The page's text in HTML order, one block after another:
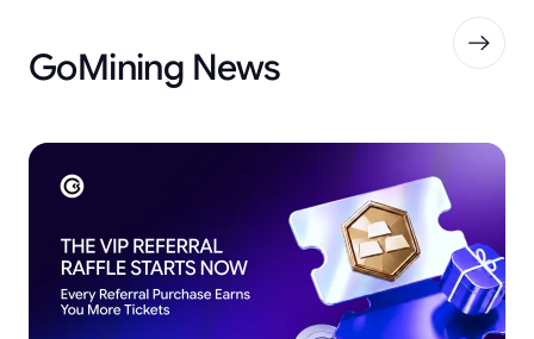
GoMining News